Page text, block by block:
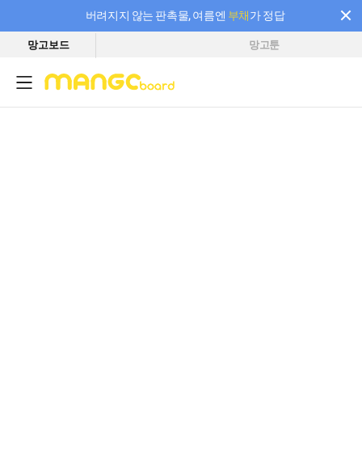
버려지지 않는 판촉물, 여름엔 부채가 정답
필요한 만큼 충전하고 끊김 없이 작업하세요! 새로워진 AI 부스터 요금제
망고보드 망고툰